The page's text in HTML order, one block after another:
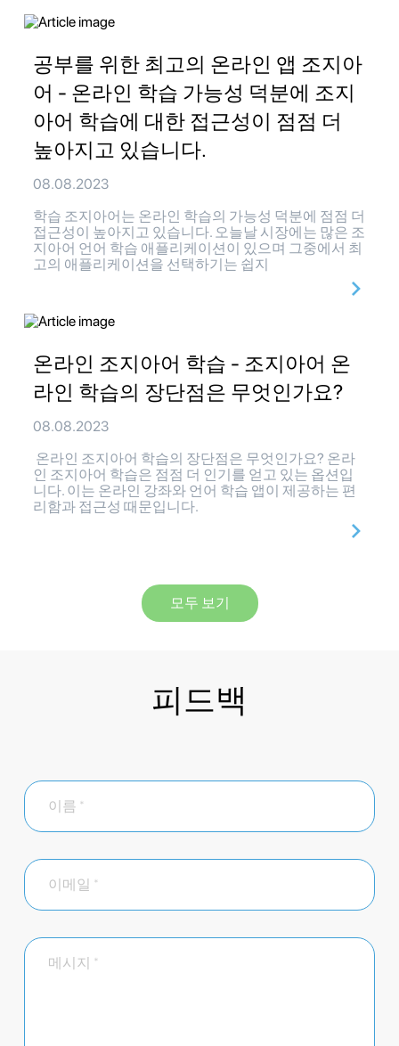
공부를 위한 최고의 온라인 앱 조지아
어 - 온라인 학습 가능성 덕분에 조지
아어 학습에 대한 접근성이 점점 더
높아지고 있습니다.
08.08.2023
학습 조지아어는 온라인 학습의 가능성 덕분에 점점 더
접근성이 높아지고 있습니다. 오늘날 시장에는 많은 조
지아어 언어 학습 애플리케이션이 있으며 그중에서 최
고의 애플리케이션을 선택하기는 쉽지
온라인 조지아어 학습 - 조지아어 온
라인 학습의 장단점은 무엇인가요?
08.08.2023
온라인 조지아어 학습의 장단점은 무엇인가요? 온라
인 조지아어 학습은 점점 더 인기를 얻고 있는 옵션입
니다. 이는 온라인 강좌와 언어 학습 앱이 제공하는 편
리함과 접근성 때문입니다.
모두 보기
피드백